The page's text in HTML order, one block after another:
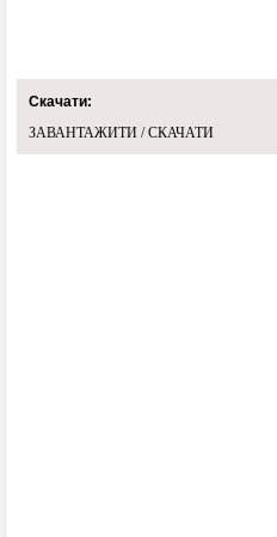
Скачати:
ЗАВАНТАЖИТИ / СКАЧАТИ